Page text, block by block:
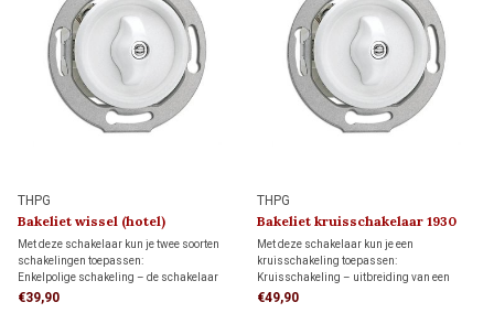
THPG
Bakeliet wissel (hotel)
schakelaar 1930
Met deze schakelaar kun je twee soorten
schakelingen toepassen:
Enkelpolige schakeling – de schakelaar
bedient een lamp of lampgroep.
€39,90
THPG
Bakeliet kruisschakelaar 1930
Met deze schakelaar kun je een
kruisschakeling toepassen:
Kruisschakeling – uitbreiding van een
wisselschakeling waarmee een lamp of
€49,90